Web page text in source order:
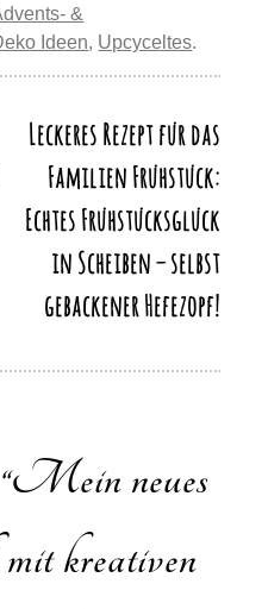
y
o
p
m
&
Ideen, Upcyceltes.
Leckeres Rezept für das
Familien Frühstück:
Echtes Frühstücksglück
in Scheiben – selbst
gebackener Hefezopf!
Mein neues
kreativen